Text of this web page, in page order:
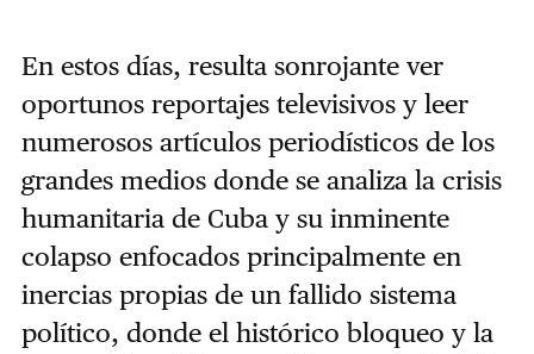
En estos días, resulta sonr­ojante ver
oportunos reportajes televisivos y leer
numerosos artículos periodísticos de los
grandes medios donde se analiza la crisis
humanitaria de Cuba y su inminente
colapso enfocados principalmente en
inercias propias de un fallido sistema
político, donde el histórico bloqueo y la